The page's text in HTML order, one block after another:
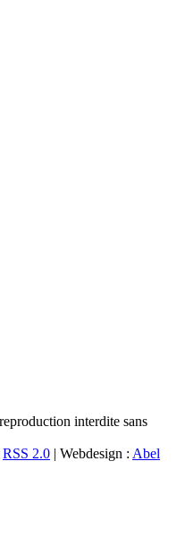
interdite sans
RSS 2.0 | Webdesign : Abel